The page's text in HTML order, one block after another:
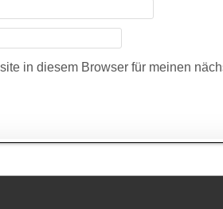
in diesem Browser für meinen